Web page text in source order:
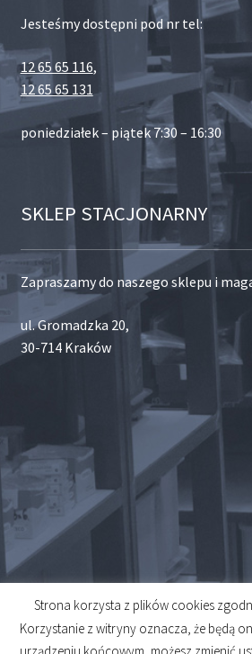
Jesteśmy dostępni pod nr tel:
12 65 65 116,
12 65 65 131
poniedziałek – piątek 7:30 – 16:30
SKLEP STACJONARNY
Zapraszamy do naszego sklepu i
ul. Gromadzka 20,
30-714 Kraków
© 2026
Created byMidero
Strona korzysta z plików cookies
Korzystanie z witryny oznacza, że będą